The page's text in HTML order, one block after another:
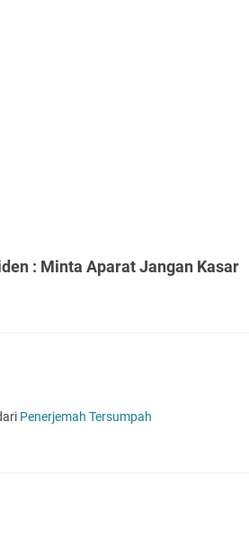
: Minta Aparat Jangan Kasar
Penerjemah Tersumpah